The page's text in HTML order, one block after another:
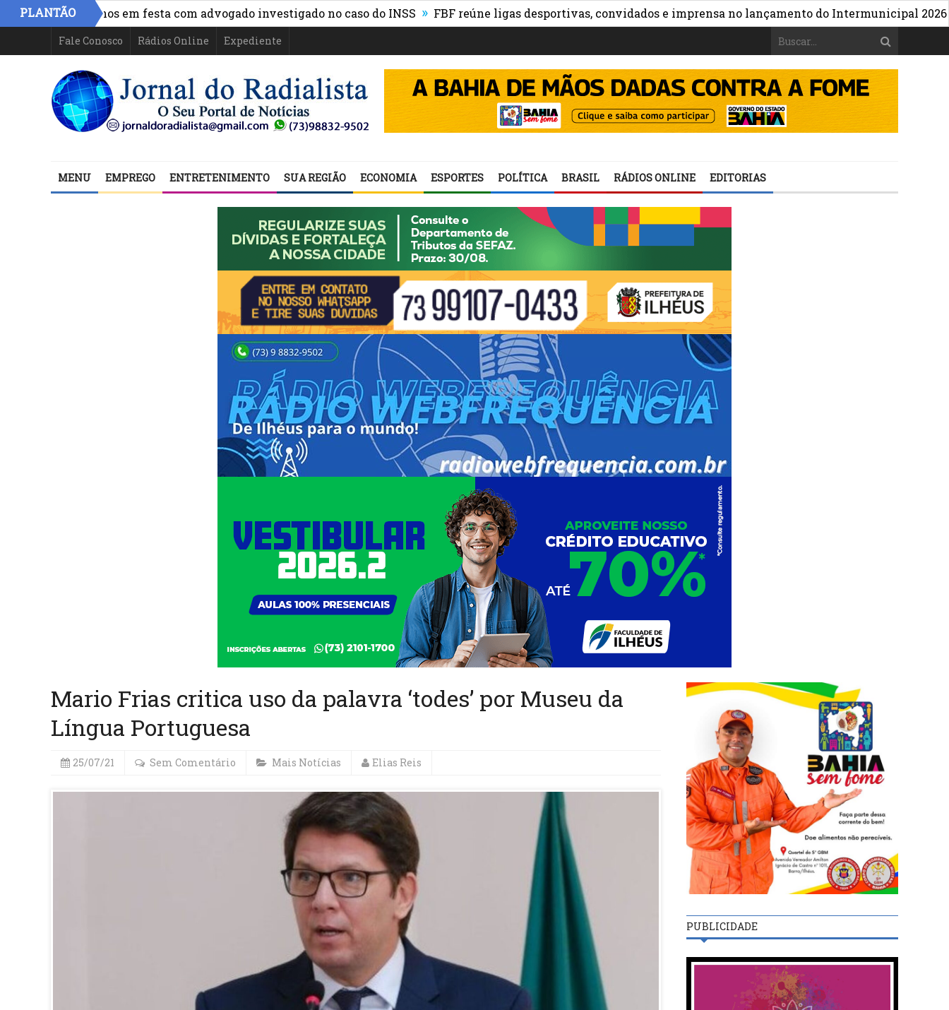
PLANTÃO
baianos em festa com advogado investigado no caso do INSS » FBF reúne ligas desportivas, convidados e imprensa no lançamento do Intermunicipal 2026 »
Fale Conosco Rádios Online Expediente
MENU EMPREGO ENTRETENIMENTO SUA REGIÃO ECONOMIA ESPORTES POLÍTICA BRASIL RÁDIOS ONLINE EDITORIAS
Mario Frias critica uso da palavra ‘todes’ por Museu da
Língua Portuguesa
25/07/21 Sem Comentário Mais Notícias Elias Reis
PUBLICIDADE